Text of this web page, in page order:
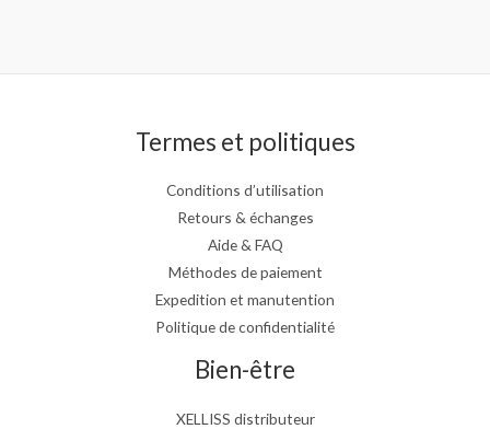
Termes et politiques
Conditions d’utilisation
Retours & échanges
Aide & FAQ
Méthodes de paiement
Expedition et manutention
Politique de confidentialité
Bien-être
XELLISS distributeur